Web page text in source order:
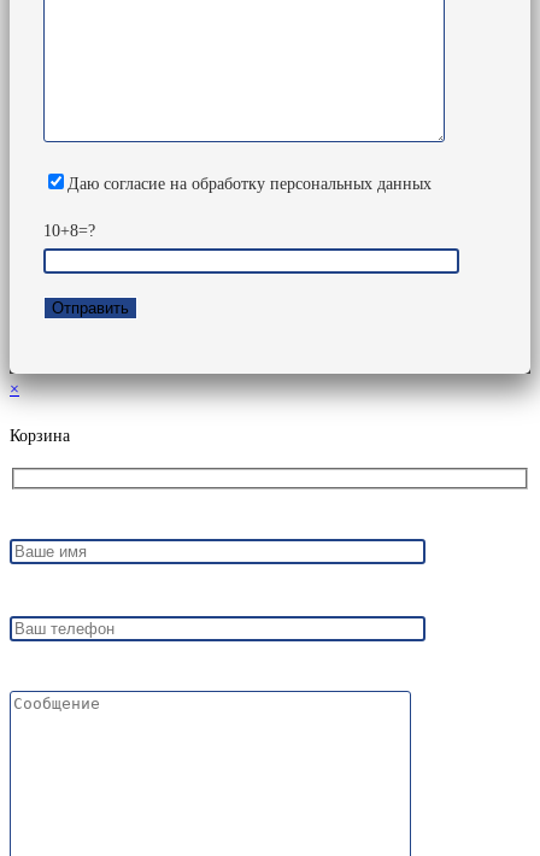
Даю согласие на обработку персональных данных
10+8=?
×
Корзина